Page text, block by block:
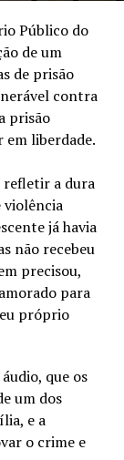
Público do
de um
de prisão
contra
prisão
liberdade.
refletir a dura
violência
já havia
não recebeu
precisou,
para
próprio
que os
um dos
e a
o crime e